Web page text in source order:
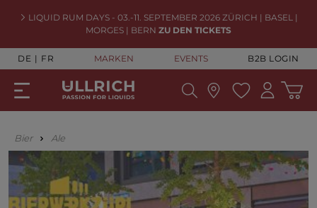
LIQUID RUM DAYS - 03.-11. SEPTEMBER 2026 ZÜRICH | BASEL |
MORGES | BERN ZU DEN TICKETS
DE FR MARKEN EVENTS B2B LOGIN
Bier Ale